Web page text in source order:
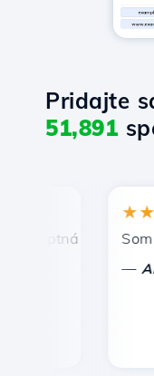
Pridajte
51,891
a efektívna
Som
Andrei